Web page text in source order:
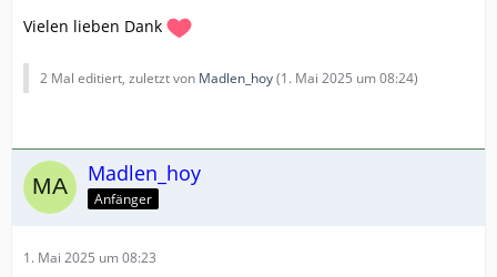
Vielen lieben Dank
2 Mal editiert, zuletzt von Madlen_hoy(1. Mai 2025 um 08:24)
Madlen_hoy
Anfänger
1. Mai 2025 um 08:23